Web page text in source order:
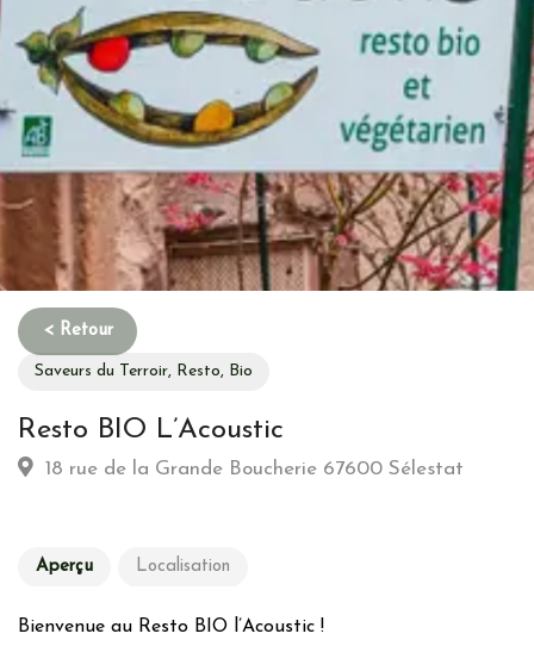
Saveurs du Terroir, Resto, Bio
Resto BIO L’Acoustic
18 rue de la Grande Boucherie 67600 Sélestat
Aperçu Localisation
Bienvenue au Resto BIO l’Acoustic !